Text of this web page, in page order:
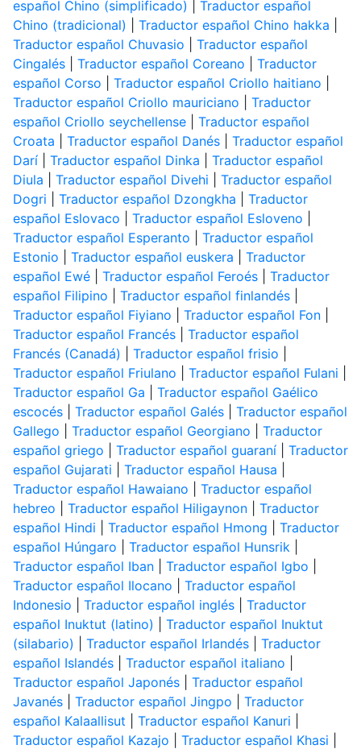
español Chino (simplificado)
Traductor español
Chino (tradicional)
Traductor español Chino hakka
Traductor español Chuvasio
Traductor español
Cingalés| Traductor español Coreano
Traductor
español Corso
Traductor español Criollo haitiano
Traductor español Criollo mauriciano
Traductor
español Criollo seychellense| Traductor español
Croata
Traductor español Danés| Traductor español
Darí| Traductor español Dinka
Traductor español
Diula
Traductor español Divehi
Traductor español
Dogri
Traductor español Dzongkha
Traductor
español Eslovaco
Traductor español Esloveno
Traductor español Esperanto
Traductor español
Estonio
Traductor español euskera
Traductor
español Ewé| Traductor español Feroés| Traductor
español Filipino
Traductor español finlandés|
Traductor español Fiyiano
Traductor español Fon|
Traductor español Francés| Traductor español
Francés (Canadá)
Traductor español frisio
Traductor español Friulano
Traductor español Fulani
Traductor español Ga
Traductor español Gaélico
escocés| Traductor español Galés| Traductor español
Gallego
Traductor español Georgiano
Traductor
español griego
Traductor español guaraní| Traductor
español Gujarati
Traductor español Hausa
Traductor español Hawaiano
Traductor español
hebreo
Traductor español Hiligaynon| Traductor
español Hindi
Traductor español Hmong
Traductor
español Húngaro
Traductor español Hunsrik|
Traductor español Iban| Traductor español Igbo
Traductor español Ilocano
Traductor español
Indonesio
Traductor español inglés| Traductor
español Inuktut (latino)
Traductor español Inuktut
(silabario)
Traductor español Irlandés| Traductor
español Islandés| Traductor español italiano
Traductor español Japonés| Traductor español
Javanés| Traductor español Jingpo
Traductor
español Kalaallisut
Traductor español Kanuri
Traductor español Kazajo
Traductor español Khasi